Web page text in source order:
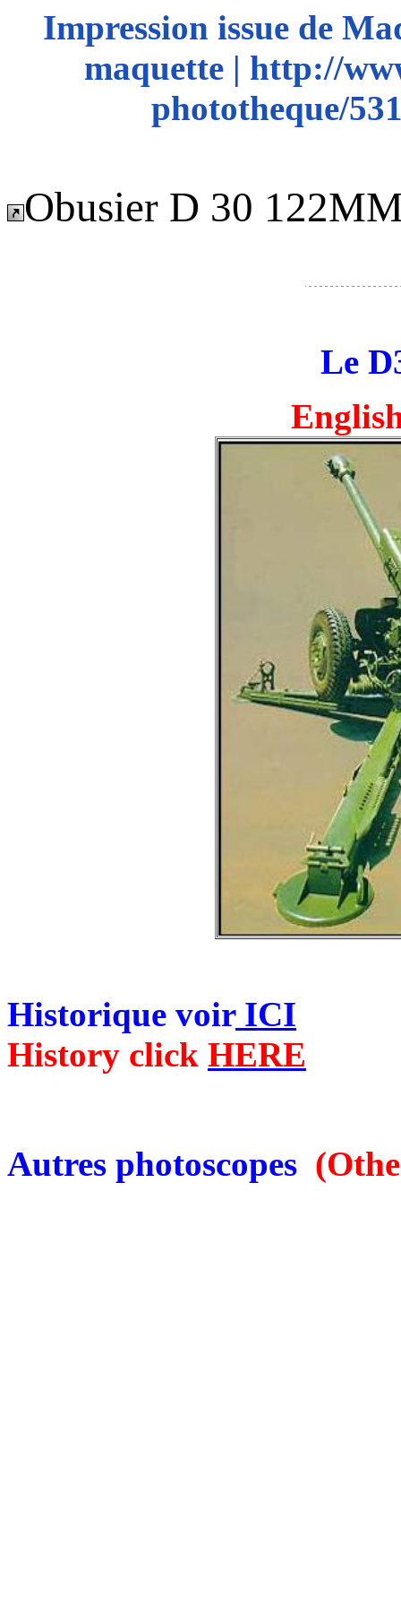
Impression issue de
maquette | http://
phototheque/
Obusier D 30
Le
Historique voirICI
History click HERE
Autres photoscopes